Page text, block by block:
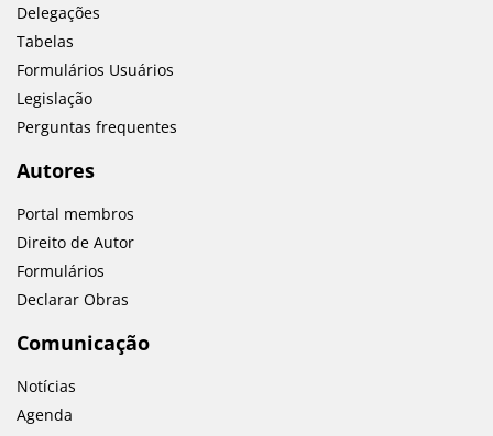
Delegações
Tabelas
Formulários Usuários
Legislação
Perguntas frequentes
Autores
Portal membros
Direito de Autor
Formulários
Declarar Obras
Comunicação
Notícias
Agenda